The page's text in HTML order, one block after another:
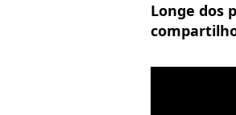
Longe dos